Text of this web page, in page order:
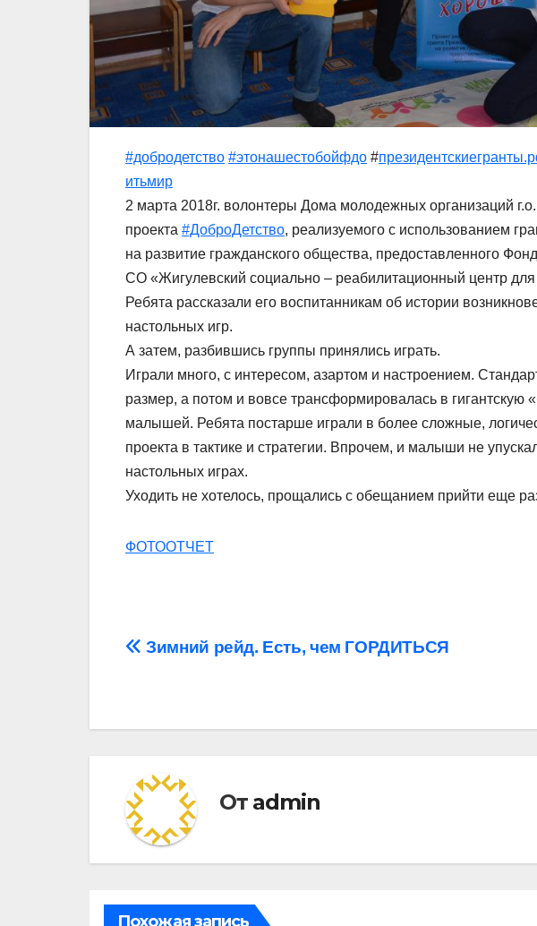
#добродетство #этонашестобойфдо #
итьмир
2 марта 2018г. волонтеры Дома молодежных организаций
проекта #ДоброДетство, реализуемого с использованием
на развитие гражданского общества, предоставленного
СО «Жигулевский социально – реабилитационный центр
Ребята рассказали его воспитанникам об истории
настольных игр.
А затем, разбившись группы принялись играть.
Играли много, с интересом, азартом и настроением.
размер, а потом и вовсе трансформировалась в гигантскую
малышей. Ребята постарше играли в более сложные,
проекта в тактике и стратегии. Впрочем, и малыши не
настольных играх.
Уходить не хотелось, прощались с обещанием прийти еще
ФОТООТЧЕТ
Навигация
записям
Зимний рейд. Есть, чем ГОРДИТЬСЯ
От admin
Похожая запись